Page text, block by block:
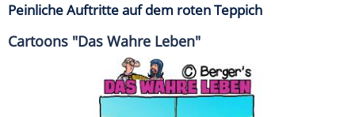
Peinliche Auftritte auf dem roten Teppich
Cartoons "Das Wahre Leben"